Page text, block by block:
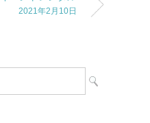
2021年2月10日